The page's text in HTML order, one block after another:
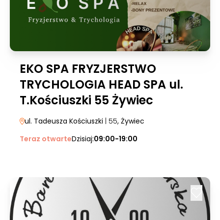
EKO SPA FRYZJERSTWO
TRYCHOLOGIA HEAD SPA ul.
T.Kościuszki 55 Żywiec
ul. Tadeusza Kościuszki | 55, Żywiec
Teraz otwarteDzisiaj:09:00-19:00